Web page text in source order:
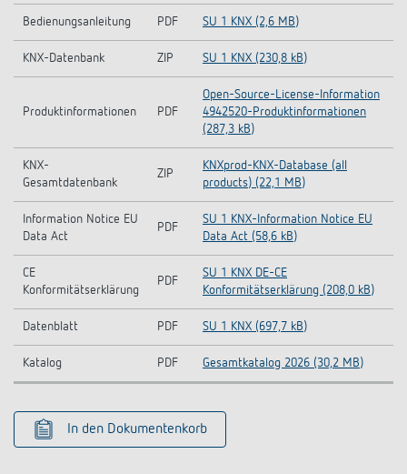
Bedienungsanleitung PDF SU 1 KNX (2,6 MB)
KNX-Datenbank ZIP SU 1 KNX (230,8 kB)
Produktinformationen PDF
Open-Source-License-Information
4942520-Produktinformationen
(287,3 kB)
KNX-
Gesamtdatenbank
ZIP
KNXprod-KNX-Database (all
products) (22,1 MB)
Information Notice EU
Data Act
PDF
SU 1 KNX-Information Notice EU
Data Act (58,6 kB)
CE
Konformitätserklärung
PDF
SU 1 KNX DE-CE
Konformitätserklärung (208,0 kB)
Datenblatt PDF SU 1 KNX (697,7 kB)
Katalog PDF Gesamtkatalog 2026 (30,2 MB)
In den Dokumentenkorb